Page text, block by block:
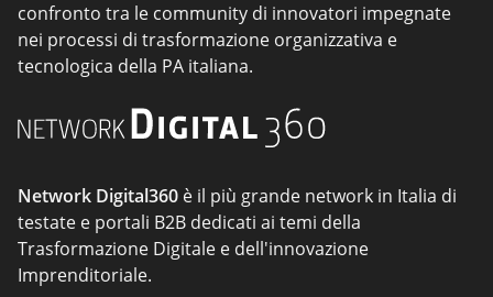
confronto tra le community di innovatori impegnate
nei processi di trasformazione organizzativa e
tecnologica della PA italiana.
Network Digital360 è il più grande network in Italia di
testate e portali B2B dedicati ai temi della
Trasformazione Digitale e dell'innovazione
Imprenditoriale.